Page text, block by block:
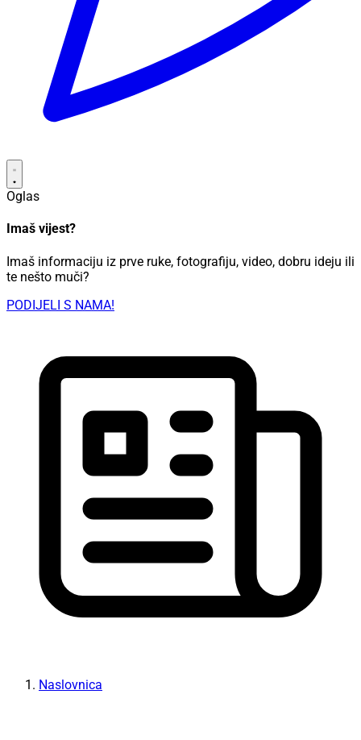
Oglas
Imaš vijest?
Imaš informaciju iz prve ruke, fotografiju, video, dobru ideju ili
te nešto muči?
PODIJELI S NAMA!
Naslovnica